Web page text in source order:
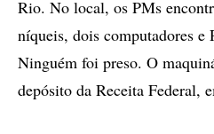
Rio. No local, os PMs
níqueis, dois computadores e
Ninguém foi preso. O
depósito da Receita Federal,